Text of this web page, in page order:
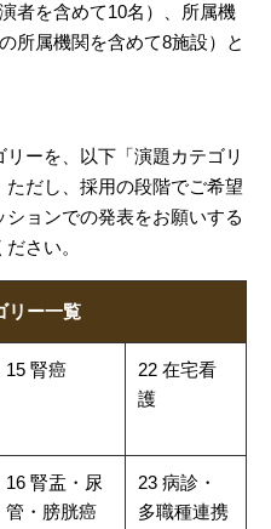
者を含めて10名）、所属機
所属機関を含めて8施設）と
ーを、以下「演題カテゴリ
だし、採用の段階でご希望
ョンでの発表をお願いする
さい。
リー一覧
15 腎癌
22 在宅看
護
16 腎盂・尿
管・膀胱癌
23 病診・
多職種連携